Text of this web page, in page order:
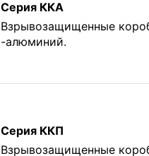
Серия ККА
Взрывозащищенные
-алюминий.
Серия ККП
Взрывозащищенные